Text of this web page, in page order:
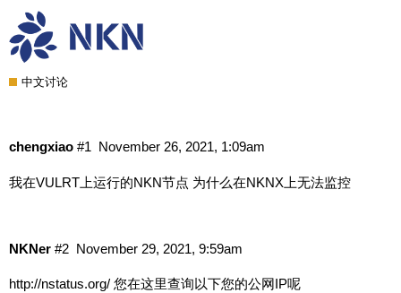
我在VULRT上运行的NKN节点 为什么在
NKNX上无法监控
中文讨论
chengxiao November 26, 2021, 1:09am
#1
我在VULRT上运行的NKN节点 为什么在NKNX上无法监控
NKNer November 29, 2021, 9:59am
#2
http://nstatus.org/ 您在这里查询以下您的公网IP呢